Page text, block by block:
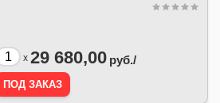
x 29 680,00 руб./